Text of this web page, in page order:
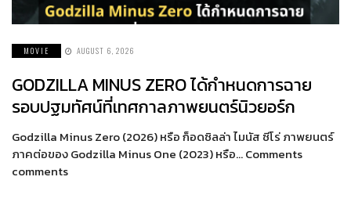
MOVIE AUGUST 6, 2026
GODZILLA MINUS ZERO ได้กำหนดการฉาย
รอบปฐมทัศน์ที่เทศกาลภาพยนตร์นิวยอร์ก
Godzilla Minus Zero (2026) หรือ ก็อดซิลล่า ไมนัส ซีโร่ ภาพยนตร์
ภาคต่อของ Godzilla Minus One (2023) หรือ… Comments
comments